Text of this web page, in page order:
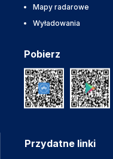
Mapy radarowe
Wyładowania
Pobierz
Przydatne linki